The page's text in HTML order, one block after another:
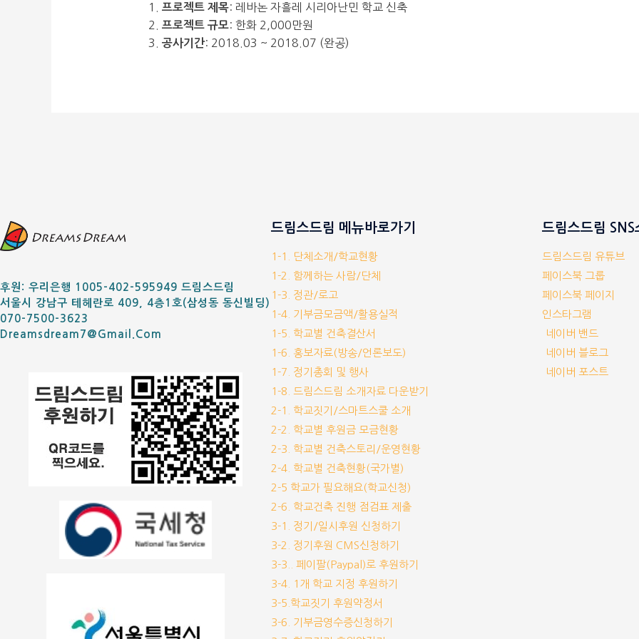
프로젝트 제목: 레바논 자흘레 시리아난민 학교 신축
프로젝트 규모: 한화 2,000만원
공사기간: 2018.03 ~ 2018.07 (완공)
후원: 우리은행 1005-402-595949 드림스드림
서울시 강남구 테헤란로 409, 4층1호(삼성동 동신빌딩)
070-7500-3623
Dreamsdream7@gmail.com
드림스드림 메뉴바로가기
1-1. 단체소개/학교현황
1-2. 함께하는 사람/단체
1-3. 정관/로고
1-4. 기부금모금액/활용실적
1-5. 학교별 건축결산서
1-6. 홍보자료(방송/언론보도)
1-7. 정기총회 및 행사
1-8. 드림스드림 소개자료 다운받기
2-1. 학교짓기/스마트스쿨 소개
2-2. 학교별 후원금 모금현황
2-3. 학교별 건축스토리/운영현황
2-4. 학교별 건축현황(국가별)
2-5 학교가 필요해요(학교신청)
2-6. 학교건축 진행 점검표 제출
3-1. 정기/일시후원 신청하기
3-2. 정기후원 CMS신청하기
3-3.. 페이팔(Paypal)로 후원하기
3-4. 1개 학교 지정 후원하기
3-5.학교짓기 후원약정서
3-6. 기부금영수증신청하기
드림스드림 SNS
드림스드림 유튜브
페이스북 그룹
페이스북 페이지
인스타그램
네이버 밴드
네이버 블로그
네이버 포스트